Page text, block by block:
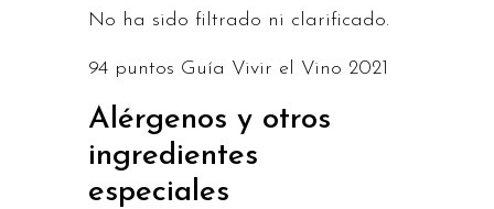
No ha sido filtrado ni clarificado.
94 puntos Guía Vivir el Vino 2021
Alérgenos y otros
ingredientes
especiales